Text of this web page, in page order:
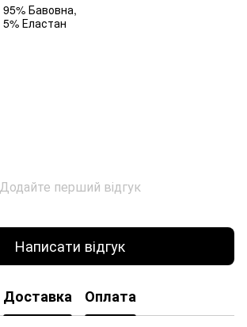
95% Бавовна,
5% Еластан
Додайте перший відгук
Написати відгук
Доставка Оплата